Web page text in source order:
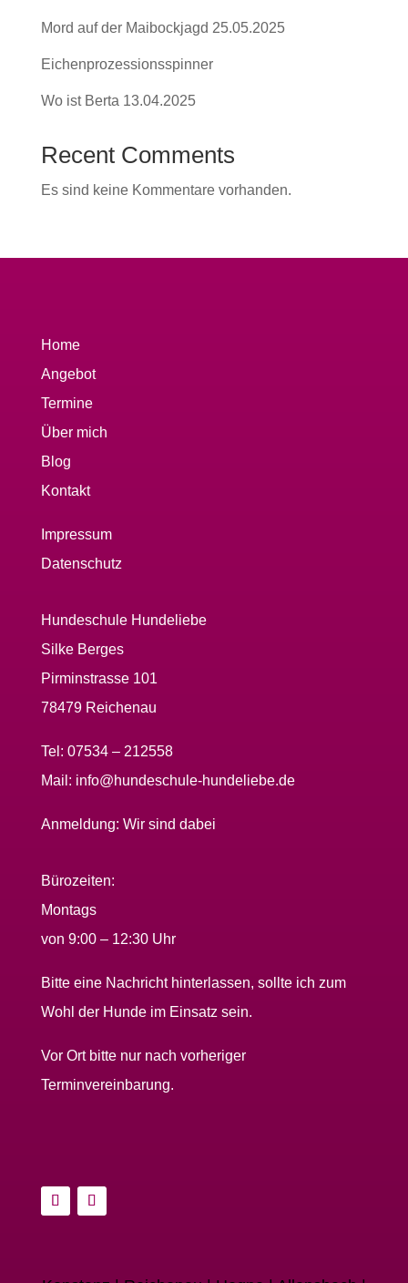
Mord auf der Maibockjagd 25.05.2025
Eichenprozessionsspinner
Wo ist Berta 13.04.2025
Recent Comments
Es sind keine Kommentare vorhanden.
Home
Angebot
Termine
Über mich
Blog
Kontakt
Impressum
Datenschutz
Hundeschule Hundeliebe
Silke Berges
Pirminstrasse 101
78479 Reichenau
Tel: 07534 – 212558
Mail: info@hundeschule-hundeliebe.de
Anmeldung: Wir sind dabei
Bürozeiten:
Montags
von 9:00 – 12:30 Uhr
Bitte eine Nachricht hinterlassen, sollte ich zum
Wohl der Hunde im Einsatz sein.
Vor Ort bitte nur nach vorheriger
Terminvereinbarung.